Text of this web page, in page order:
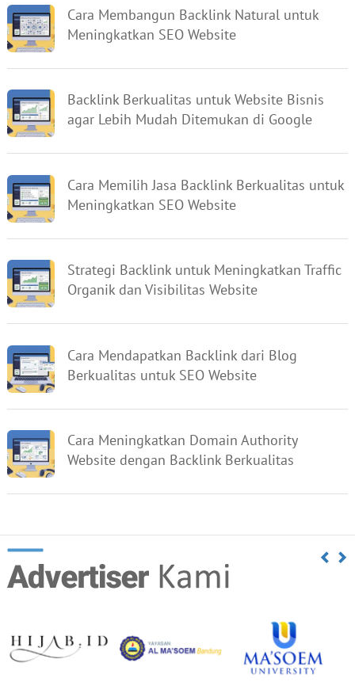
Cara Membangun Backlink Natural untuk
Meningkatkan SEO Website
Backlink Berkualitas untuk Website Bisnis
agar Lebih Mudah Ditemukan di Google
Cara Memilih Jasa Backlink Berkualitas untuk
Meningkatkan SEO Website
Strategi Backlink untuk Meningkatkan Traffic
Organik dan Visibilitas Website
Cara Mendapatkan Backlink dari Blog
Berkualitas untuk SEO Website
Cara Meningkatkan Domain Authority
Website dengan Backlink Berkualitas